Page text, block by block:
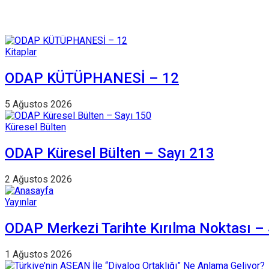
Kitaplar
ODAP KÜTÜPHANESİ – 12
5 Ağustos 2026
Küresel Bülten
ODAP Küresel Bülten – Sayı 213
2 Ağustos 2026
Yayınlar
ODAP Merkezi Tarihte Kırılma Noktası –
1 Ağustos 2026